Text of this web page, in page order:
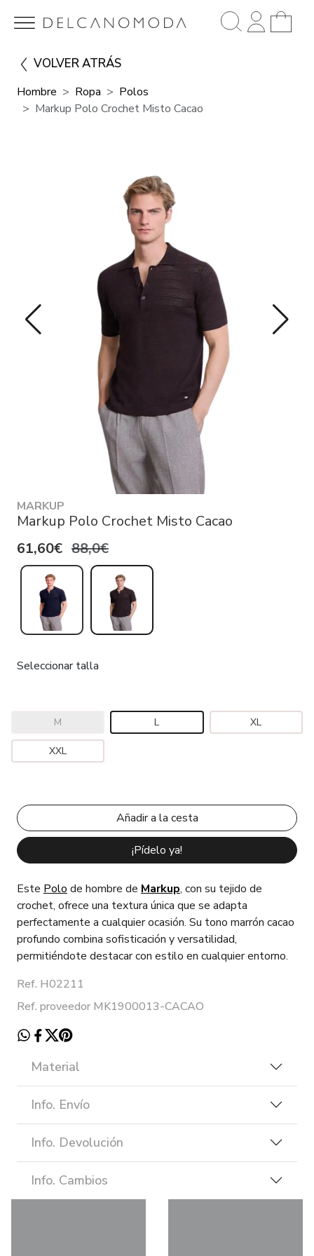
VOLVER ATRÁS
Hombre Ropa
Polos
Markup Polo Crochet Misto Cacao
MARKUP
Markup Polo Crochet Misto Cacao
61,60€ 88,0€
Seleccionar talla
M L XL
XXL
¡Pídelo ya!
Este Polo de hombre de Markup, con su tejido de
crochet, ofrece una textura única que se adapta
perfectamente a cualquier ocasión. Su tono marrón cacao
profundo combina sofisticación y versatilidad,
permitiéndote destacar con estilo en cualquier entorno.
Ref. H02211
Ref. proveedor MK1900013-CACAO
Material
Info. Envío
Info. Devolución
Info. Cambios